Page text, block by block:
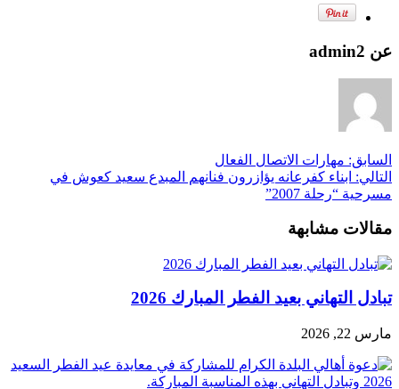
عن admin2
السابق: مهارات الاتصال الفعال
التالي: ابناء كفرعانه يؤازرون فنانهم المبدع سعيد كعوش في
مسرحية “رحلة 2007”
مقالات مشابهة
تبادل التهاني بعيد الفطر المبارك 2026
مارس 22, 2026